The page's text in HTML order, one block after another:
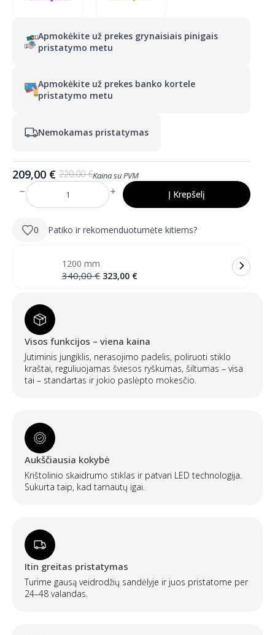
Apmokėkite už prekes grynaisiais pinigais
pristatymo metu
Apmokėkite už prekes banko kortele
pristatymo metu
Nemokamas pristatymas
220,00€
Pradinė
kaina
buvo:
209,00 €
Dabartinė
kaina
yra:
Kaina su PVM
produkto
kiekis:
mm
su
galiniu
(foniniu)
Į Krepšelį
0 Patiko ir rekomenduotumėte kitiems?
1200 mm
340,00€ Pradinė
323,00 €Dabartinė
Visos funkcijos – viena kaina
Jutiminis jungiklis, nerasojimo padelis, poliruoti stiklo
kraštai, reguliuojamas šviesos ryškumas, šiltumas – visa
tai – standartas ir jokio paslėpto mokesčio.
Aukščiausia kokybė
Krištolinio skaidrumo stiklas ir patvari LED technologija.
Sukurta taip, kad tarnautų igai.
Itin greitas pristatymas
Turime gausą veidrodžių sandėlyje ir juos pristatome per
24–48 valandas.